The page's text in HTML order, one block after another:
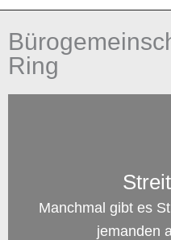
Ring
Manchmal gibt es
jemanden